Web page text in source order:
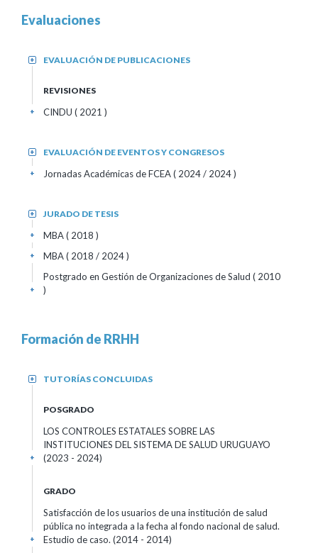
Evaluaciones
EVALUACIÓN DE PUBLICACIONES
+
REVISIONES
CINDU ( 2021 )
+
EVALUACIÓN DE EVENTOS Y CONGRESOS
+
Jornadas Académicas de FCEA( 2024 / 2024 )
+
JURADO DE TESIS
+
MBA( 2018 )
+
MBA( 2018 / 2024 )
+
Postgrado en Gestión de Organizaciones de Salud ( 2010
)
+
Formación de RRHH
TUTORÍAS CONCLUIDAS
+
POSGRADO
LOS CONTROLES ESTATALES SOBRE LAS
INSTITUCIONES DEL SISTEMA DE SALUD URUGUAYO
(2023 - 2024)
+
GRADO
Satisfacción de los usuarios de una institución de salud
pública no integrada a la fecha al fondo nacional de salud.
Estudio de caso. (2014 - 2014)
+